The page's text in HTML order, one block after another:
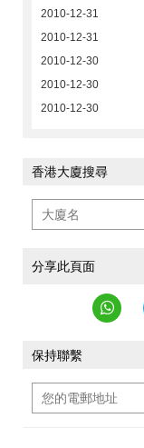
2010-12-31
2010-12-31
2010-12-30
2010-12-30
2010-12-30
香港大廈搜尋
分享此頁面
保持聯繫